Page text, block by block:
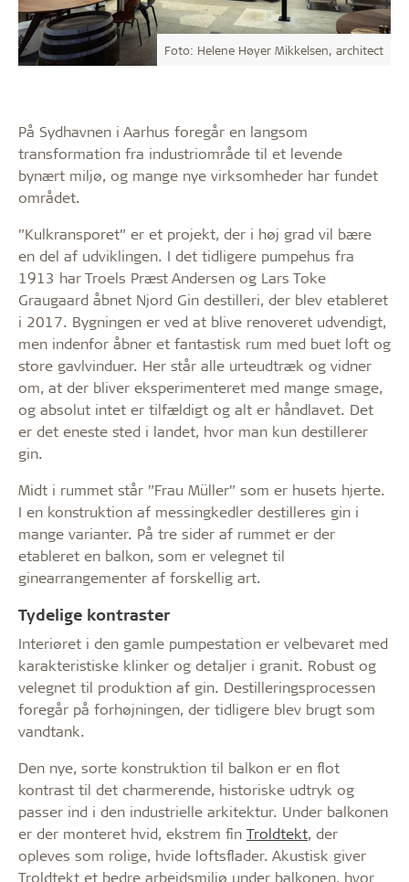
Foto: Helene Høyer Mikkelsen, architect
På Sydhavnen i Aarhus foregår en langsom
transformation fra industriområde til et levende
bynært miljø, og mange nye virksomheder har fundet
området.
”Kulkransporet” er et projekt, der i høj grad vil bære
en del af udviklingen. I det tidligere pumpehus fra
1913 har Troels Præst Andersen og Lars Toke
Graugaard åbnet Njord Gin destilleri, der blev etableret
i 2017. Bygningen er ved at blive renoveret udvendigt,
men indenfor åbner et fantastisk rum med buet loft og
store gavlvinduer. Her står alle urteudtræk og vidner
om, at der bliver eksperimenteret med mange smage,
og absolut intet er tilfældigt og alt er håndlavet. Det
er det eneste sted i landet, hvor man kun destillerer
gin.
Midt i rummet står ”Frau Müller” som er husets hjerte.
I en konstruktion af messingkedler destilleres gin i
mange varianter. På tre sider af rummet er der
etableret en balkon, som er velegnet til
ginearrangementer af forskellig art.
Tydelige kontraster
Interiøret i den gamle pumpestation er velbevaret med
karakteristiske klinker og detaljer i granit. Robust og
velegnet til produktion af gin. Destilleringsprocessen
foregår på forhøjningen, der tidligere blev brugt som
vandtank.
Den nye, sorte konstruktion til balkon er en flot
kontrast til det charmerende, historiske udtryk og
passer ind i den industrielle arkitektur. Under balkonen
er der monteret hvid, ekstrem fin Troldtekt, der
opleves som rolige, hvide loftsflader. Akustisk giver
Troldtekt et bedre arbejdsmiljø under balkonen, hvor